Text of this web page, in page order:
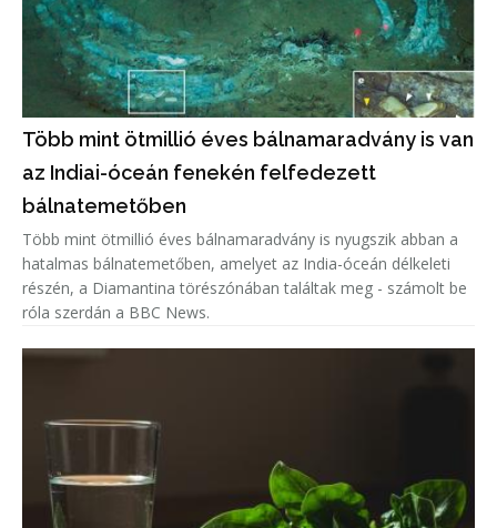
Több mint ötmillió éves bálnamaradvány is van
az Indiai-óceán fenekén felfedezett
bálnatemetőben
Több mint ötmillió éves bálnamaradvány is nyugszik abban a
hatalmas bálnatemetőben, amelyet az India-óceán délkeleti
részén, a Diamantina törészónában találtak meg - számolt be
róla szerdán a BBC News.